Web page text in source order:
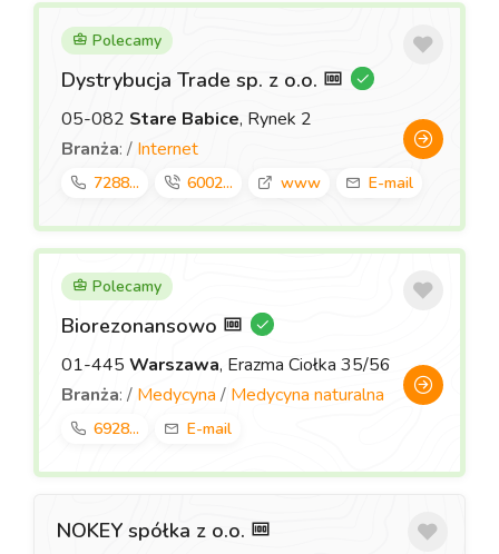
Polecamy
Dystrybucja Trade sp. z o.o.
05-082 Stare Babice, Rynek 2
Branża: / Internet
7288... 6002... www E-mail
Polecamy
Biorezonansowo
01-445 Warszawa, Erazma Ciołka 35/56
Branża: / Medycyna / Medycyna naturalna
6928... E-mail
NOKEY spółka z o.o.